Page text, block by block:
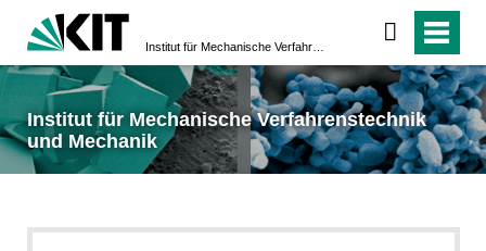
Institut für Mechanische Verfahrenstechnik
und Mechanik